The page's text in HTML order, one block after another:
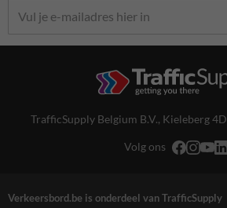
TrafficSupply Belgium B.V., Kieleberg 4D
Volg ons
Verkeersbord.be is onderdeel van TrafficSupply